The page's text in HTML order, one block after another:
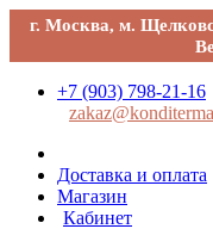
г. Москва, м.
+7 (903) 798-21-16
Доставка и оплата
Магазин
Кабинет